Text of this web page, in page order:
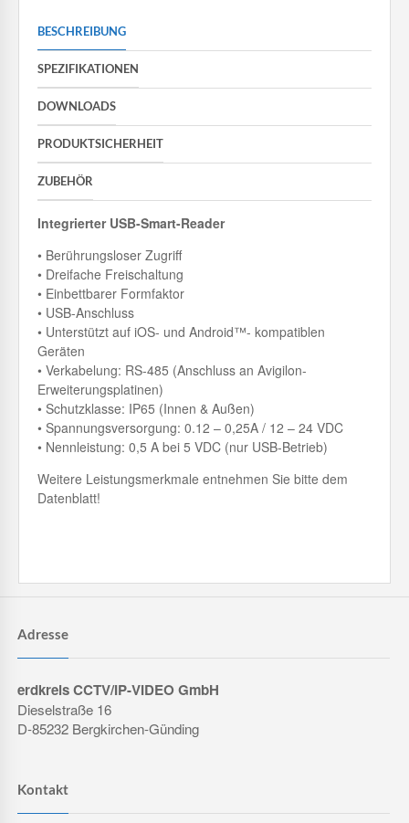
BESCHREIBUNG
SPEZIFIKATIONEN
DOWNLOADS
PRODUKTSICHERHEIT
ZUBEHÖR
Integrierter USB-Smart-Reader
• Berührungsloser Zugriff
• Dreifache Freischaltung
• Einbettbarer Formfaktor
• USB-Anschluss
• Unterstützt auf iOS- und Android™- kompatiblen
Geräten
• Verkabelung: RS-485 (Anschluss an Avigilon-
Erweiterungsplatinen)
• Schutzklasse: IP65 (Innen & Außen)
• Spannungsversorgung: 0.12 – 0,25A / 12 – 24 VDC
• Nennleistung: 0,5 A bei 5 VDC (nur USB-Betrieb)
Weitere Leistungsmerkmale entnehmen Sie bitte dem
Datenblatt!
Adresse
erdkreis CCTV/IP-VIDEO GmbH
Dieselstraße 16
D-85232 Bergkirchen-Günding
Kontakt